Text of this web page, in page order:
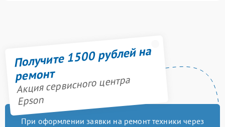
Получите 1500 рублей на
ремонт
Акция сервисного центра
Epson
При оформлении заявки на ремонт техники через